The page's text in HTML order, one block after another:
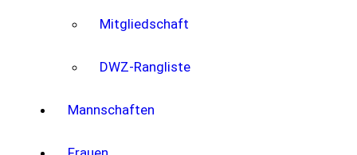
Mitgliedschaft
DWZ-Rangliste
Mannschaften